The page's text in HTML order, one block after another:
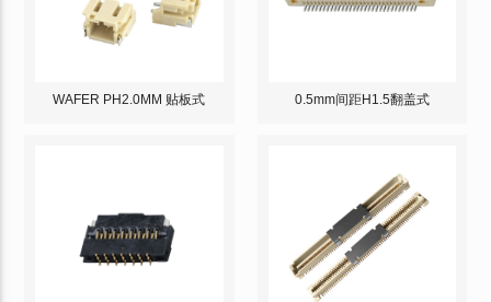
WAFER PH2.0MM 贴板式 0.5mm间距H1.5翻盖式